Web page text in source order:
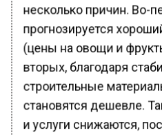
несколько причин. Во-
прогнозируется
(цены на овощи и
вторых, благодаря
строительные
становятся дешевле.
и услуги снижаются,